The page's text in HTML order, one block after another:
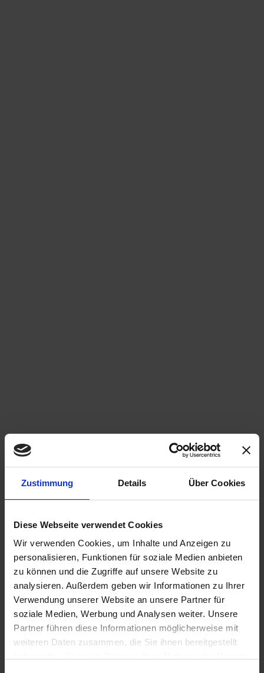
Zustimmung Details Über Cookies
Diese Webseite verwendet Cookies
Wir verwenden Cookies, um Inhalte und Anzeigen zu
personalisieren, Funktionen für soziale Medien anbieten
zu können und die Zugriffe auf unsere Website zu
analysieren. Außerdem geben wir Informationen zu Ihrer
Verwendung unserer Website an unsere Partner für
soziale Medien, Werbung und Analysen weiter. Unsere
Partner führen diese Informationen möglicherweise mit
weiteren Daten zusammen, die Sie ihnen bereitgestellt